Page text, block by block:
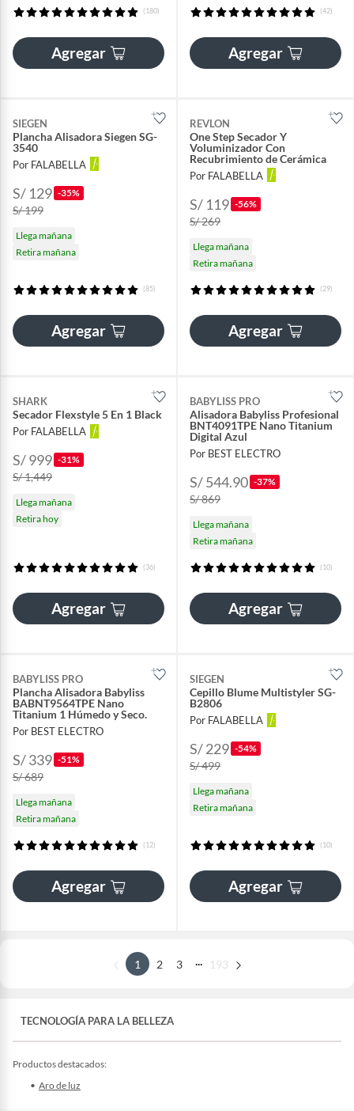
(180)
Agregar
(42)
Agregar
SIEGEN
Plancha Alisadora Siegen SG-
3540
Por FALABELLA
S/ 129 -35%
S/ 199
Llega mañana
Retira mañana
(85)
Agregar
REVLON
One Step Secador Y
Voluminizador Con
Recubrimiento de Cerámica
Por FALABELLA
S/ 119 -56%
S/ 269
Llega mañana
Retira mañana
(29)
Agregar
SHARK
Secador Flexstyle 5 En 1 Black
Por FALABELLA
S/ 999 -31%
S/ 1,449
Llega mañana
Retira hoy
(36)
Agregar
BABYLISS PRO
Alisadora Babyliss Profesional
BNT4091TPE Nano Titanium
Digital Azul
Por BEST ELECTRO
S/ 544.90 -37%
S/ 869
Llega mañana
Retira mañana
(10)
Agregar
BABYLISS PRO
Plancha Alisadora Babyliss
BABNT9564TPE Nano
Titanium 1 Húmedo y Seco.
Por BEST ELECTRO
S/ 339 -51%
S/ 689
Llega mañana
Retira mañana
(12)
Agregar
SIEGEN
Cepillo Blume Multistyler SG-
B2806
Por FALABELLA
S/ 229 -54%
S/ 499
Llega mañana
Retira mañana
(10)
Agregar
1 2 3 193
TECNOLOGÍA PARA LA BELLEZA
Productos destacados:
Aro de luz